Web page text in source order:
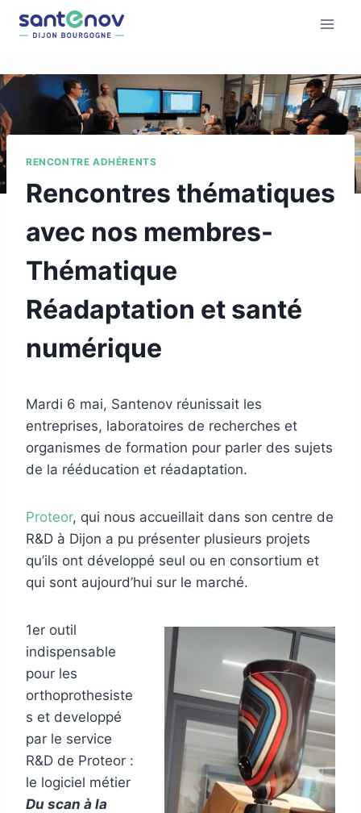
RENCONTRE ADHÉRENTS
Rencontres thématiques
avec nos membres-
Thématique
Réadaptation et santé
numérique
Mardi 6 mai, Santenov réunissait les
entreprises, laboratoires de recherches et
organismes de formation pour parler des sujets
de la rééducation et réadaptation.
Proteor, qui nous accueillait dans son centre de
R&D à Dijon a pu présenter plusieurs projets
qu’ils ont développé seul ou en consortium et
qui sont aujourd’hui sur le marché.
1er outil
indispensable
pour les
orthoprothesiste
s et developpé
par le service
R&D de Proteor :
le logiciel métier
Du scan à la